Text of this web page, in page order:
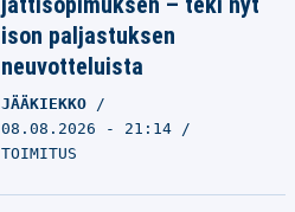
ison paljastuksen
neuvotteluista
JÄÄKIEKKO
08.08.2026 - 21:14
TOIMITUS